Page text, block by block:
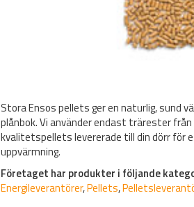
Stora Ensos pellets ger en naturlig, sund
plånbok. Vi använder endast trärester
kvalitetspellets levererade till din dörr för
uppvärmning.
Företaget har produkter i följande
Energileverantörer,Pellets,